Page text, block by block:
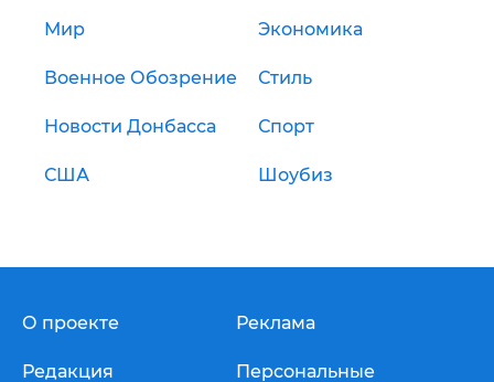
Мир Экономика
Военное Обозрение Стиль
Новости Донбасса Спорт
США Шоубиз
О проекте
Редакция
Реклама
Персональные